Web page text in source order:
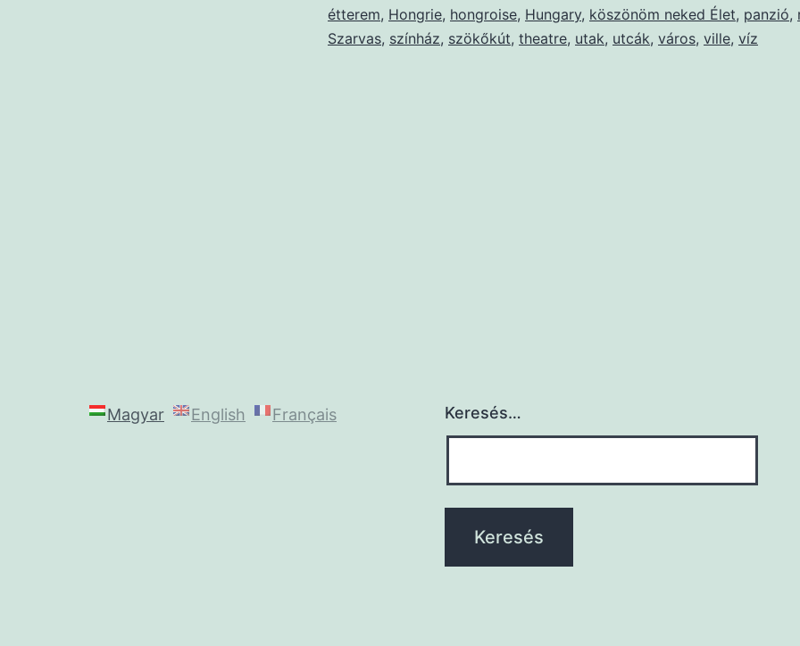
étterem, Hongrie, hongroise, Hungary, köszönöm neked Élet, panzió,
Szarvas, színház, szökőkút, theatre, utak, utcák, város, ville, víz
Magyar English Français Keresés…